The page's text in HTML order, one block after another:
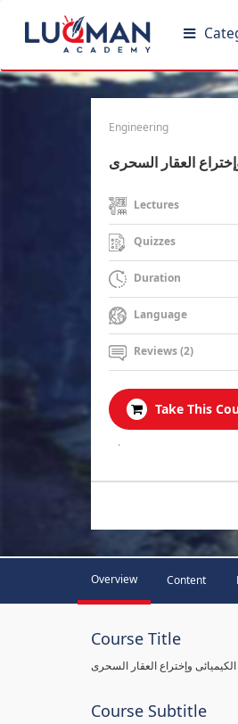
Engineering
العقار السحرى
Lectures
Quizzes
Duration
Language
Reviews (2)
Take This
.
Overview Content
Course Title
الكيميائى وإختراع العقار السحرى
Course Subtitle